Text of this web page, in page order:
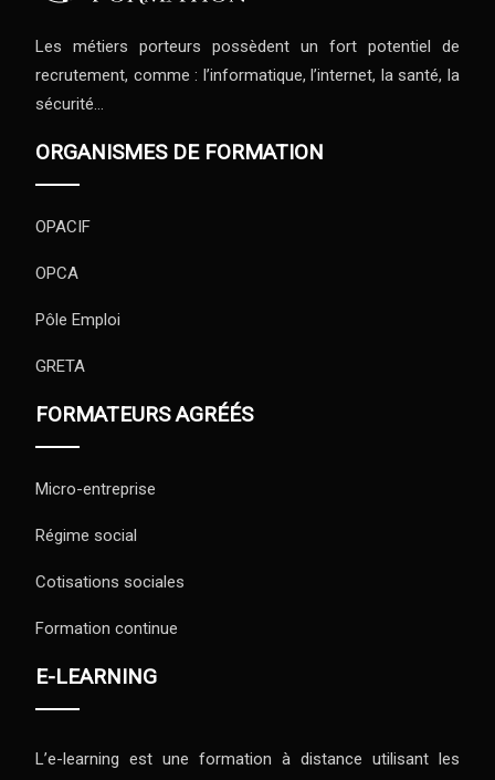
Les métiers porteurs possèdent un fort potentiel de
recrutement, comme : l’informatique, l’internet, la santé, la
sécurité…
ORGANISMES DE FORMATION
OPACIF
OPCA
Pôle Emploi
GRETA
FORMATEURS AGRÉÉS
Micro-entreprise
Régime social
Cotisations sociales
Formation continue
E-LEARNING
L’e-learning est une formation à distance utilisant les